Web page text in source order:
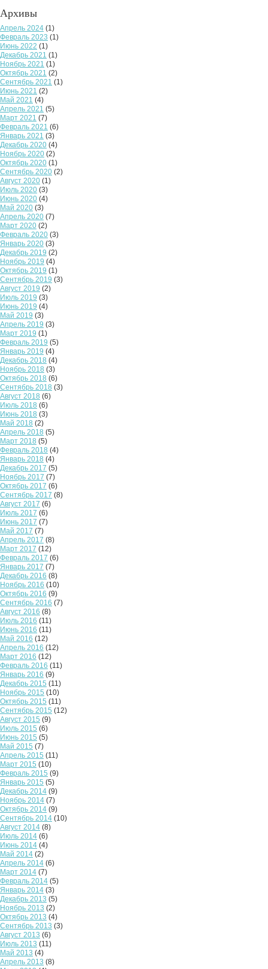
Архивы
Апрель 2024 (1)
Февраль 2023 (1)
Июнь 2022 (1)
Декабрь 2021 (1)
Ноябрь 2021 (1)
Октябрь 2021 (2)
Сентябрь 2021 (1)
Июнь 2021 (2)
Май 2021 (4)
Апрель 2021 (5)
Март 2021 (7)
Февраль 2021 (6)
Январь 2021 (3)
Декабрь 2020 (4)
Ноябрь 2020 (2)
Октябрь 2020 (1)
Сентябрь 2020 (2)
Август 2020 (1)
Июль 2020 (3)
Июнь 2020 (4)
Май 2020 (3)
Апрель 2020 (7)
Март 2020 (2)
Февраль 2020 (3)
Январь 2020 (3)
Декабрь 2019 (2)
Ноябрь 2019 (4)
Октябрь 2019 (1)
Сентябрь 2019 (3)
Август 2019 (2)
Июль 2019 (3)
Июнь 2019 (4)
Май 2019 (3)
Апрель 2019 (3)
Март 2019 (1)
Февраль 2019 (5)
Январь 2019 (4)
Декабрь 2018 (4)
Ноябрь 2018 (3)
Октябрь 2018 (6)
Сентябрь 2018 (3)
Август 2018 (6)
Июль 2018 (6)
Июнь 2018 (3)
Май 2018 (2)
Апрель 2018 (5)
Март 2018 (5)
Февраль 2018 (4)
Январь 2018 (4)
Декабрь 2017 (5)
Ноябрь 2017 (7)
Октябрь 2017 (6)
Сентябрь 2017 (8)
Август 2017 (6)
Июль 2017 (6)
Июнь 2017 (7)
Май 2017 (7)
Апрель 2017 (8)
Март 2017 (12)
Февраль 2017 (6)
Январь 2017 (7)
Декабрь 2016 (8)
Ноябрь 2016 (10)
Октябрь 2016 (9)
Сентябрь 2016 (7)
Август 2016 (8)
Июль 2016 (11)
Июнь 2016 (11)
Май 2016 (12)
Апрель 2016 (12)
Март 2016 (12)
Февраль 2016 (11)
Январь 2016 (9)
Декабрь 2015 (11)
Ноябрь 2015 (10)
Октябрь 2015 (11)
Сентябрь 2015 (12)
Август 2015 (9)
Июль 2015 (6)
Июнь 2015 (5)
Май 2015 (7)
Апрель 2015 (11)
Март 2015 (10)
Февраль 2015 (9)
Январь 2015 (5)
Декабрь 2014 (9)
Ноябрь 2014 (7)
Октябрь 2014 (9)
Сентябрь 2014 (10)
Август 2014 (8)
Июль 2014 (6)
Июнь 2014 (4)
Май 2014 (2)
Апрель 2014 (6)
Март 2014 (7)
Февраль 2014 (5)
Январь 2014 (3)
Декабрь 2013 (5)
Ноябрь 2013 (2)
Октябрь 2013 (4)
Сентябрь 2013 (3)
Август 2013 (6)
Июль 2013 (11)
Май 2013 (4)
Апрель 2013 (8)